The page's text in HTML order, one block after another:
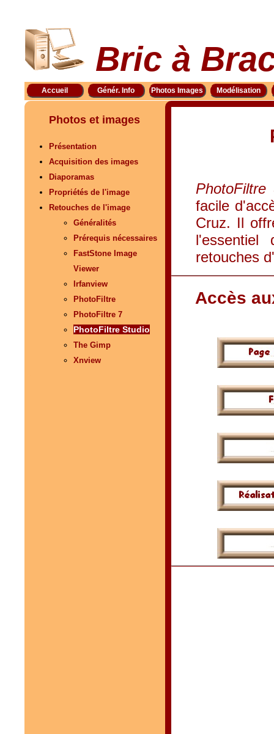
Bric à
Modélisation
Photos Images
Génér. Info
Accueil
Photos et images
Présentation
Acquisition des images
Diaporamas
Propriétés de l'image
Retouches de l'image
Généralités
Prérequis nécessaires
FastStone Image
Viewer
Irfanview
PhotoFiltre
PhotoFiltre 7
PhotoFiltre Studio
The Gimp
Xnview
facile
Cruz. Il
l'essentiel
retouches
Accès